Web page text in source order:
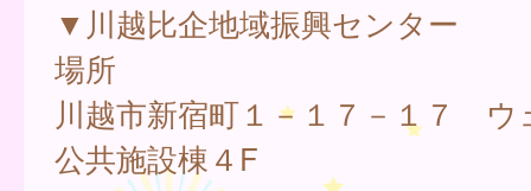
▼川越比企地域振興センター
場所
川越市新宿町１－１７－１７ ウ
公共施設棟４F